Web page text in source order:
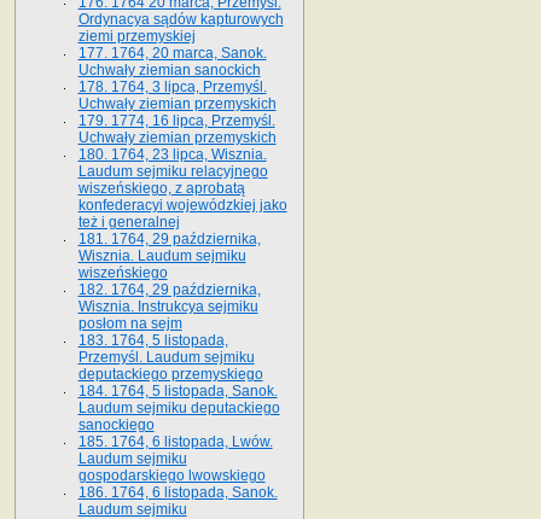
Ordynacya sądów kapturowych
ziemi przemyskiej
177. 1764, 20 marca, Sanok.
Uchwały ziemian sanockich
178. 1764, 3 lipca, Przemyśl.
Uchwały ziemian przemyskich
179. 1774, 16 lipca, Przemyśl.
Uchwały ziemian przemyskich
180. 1764, 23 lipca, Wisznia.
Laudum sejmiku relacyjnego
wiszeńskiego, z aprobatą
konfederacyi wojewódzkiej jako
też i generalnej
181. 1764, 29 października,
Wisznia. Laudum sejmiku
wiszeńskiego
182. 1764, 29 października,
Wisznia. Instrukcya sejmiku
posłom na sejm
183. 1764, 5 listopada,
Przemyśl. Laudum sejmiku
deputackiego przemyskiego
184. 1764, 5 listopada, Sanok.
Laudum sejmiku deputackiego
sanockiego
185. 1764, 6 listopada, Lwów.
Laudum sejmiku
gospodarskiego lwowskiego
186. 1764, 6 listopada, Sanok.
Laudum sejmiku